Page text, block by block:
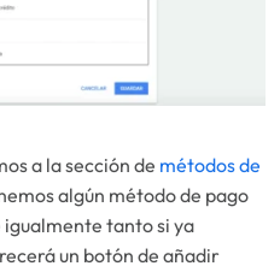
a la sección de métodos de
algún método de pago
igualmente tanto si ya
un botón de añadir